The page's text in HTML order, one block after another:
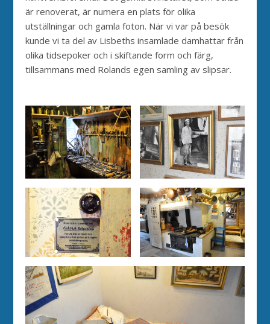
är renoverat, är numera en plats för olika
utställningar och gamla foton. När vi var på besök
kunde vi ta del av Lisbeths insamlade damhattar från
olika tidsepoker och i skiftande form och färg,
tillsammans med Rolands egen samling av slipsar.